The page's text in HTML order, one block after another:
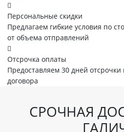
Персональные скидки
Предлагаем гибкие условия по
от объема отправлений
Отсрочка оплаты
Предоставляем 30 дней
договора
СРОЧНАЯ